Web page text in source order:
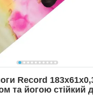
Record
та йогою стійкий